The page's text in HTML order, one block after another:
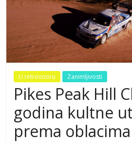
U retrovizoru Zanimljivosti
Pikes Peak Hill
godina kultne
prema oblacima